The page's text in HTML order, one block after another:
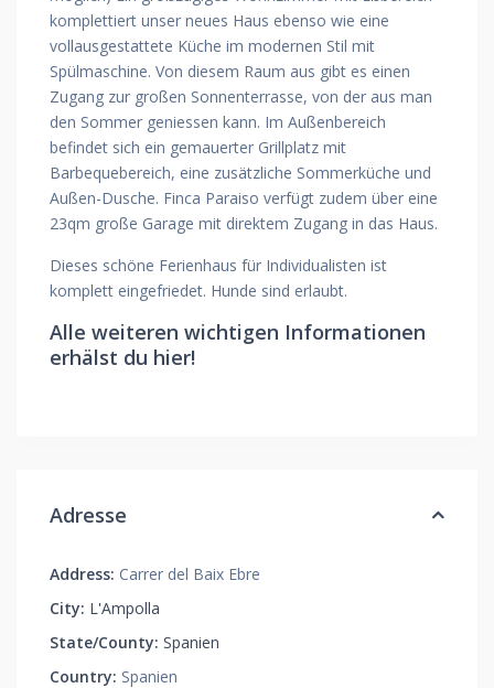
komplettiert unser neues Haus ebenso wie eine
vollausgestattete Küche im modernen Stil mit
Spülmaschine. Von diesem Raum aus gibt es einen
Zugang zur großen Sonnenterrasse, von der aus man
den Sommer geniessen kann. Im Außenbereich
befindet sich ein gemauerter Grillplatz mit
Barbequebereich, eine zusätzliche Sommerküche und
Außen-Dusche. Finca Paraiso verfügt zudem über eine
23qm große Garage mit direktem Zugang in das Haus.
Dieses schöne Ferienhaus für Individualisten ist
komplett eingefriedet. Hunde sind erlaubt.
Alle weiteren wichtigen Informationen
erhälst du hier!
Adresse
Address: Carrer del Baix Ebre
City: L'Ampolla
State/County: Spanien
Country: Spanien